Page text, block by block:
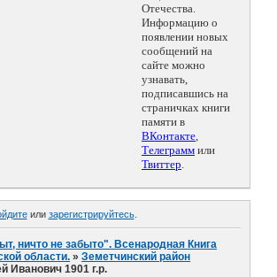
Отечества.
Информацию о
появлении новых
сообщений на
сайте можно
узнавать,
подписавшись на
страничках книги
памяти в
ВКонтакте,
Телеграмм или
Твиттер.
или зарегистрируйтесь.
ничто не забыто". Всенародная Книга
области. »Земетчинский район
Иванович 1901 г.р.